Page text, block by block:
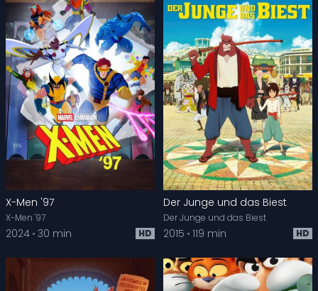
X-Men '97
X-Men '97
2024 30 min HD
Der Junge und das Biest
Der Junge und das Biest
2015 119 min HD